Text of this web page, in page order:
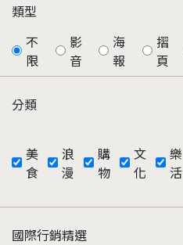
類型
不
限
影
音
海
報
摺
頁
分類
美
食
浪
漫
購
物
文
化
樂
活
國際行銷精選